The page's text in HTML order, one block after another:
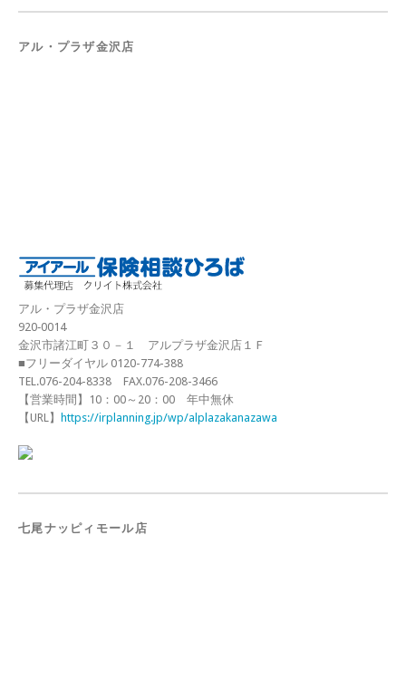
アル・プラザ金沢店
アル・プラザ金沢店
920‐0014
金沢市諸江町３０－１ アルプラザ金沢店１Ｆ
■フリーダイヤル 0120-774-388
TEL.076-204-8338 FAX.076-208-3466
【営業時間】10：00～20：00 年中無休
【URL】
https://irplanning.jp/wp/alplazakanazawa
七尾ナッピィモール店